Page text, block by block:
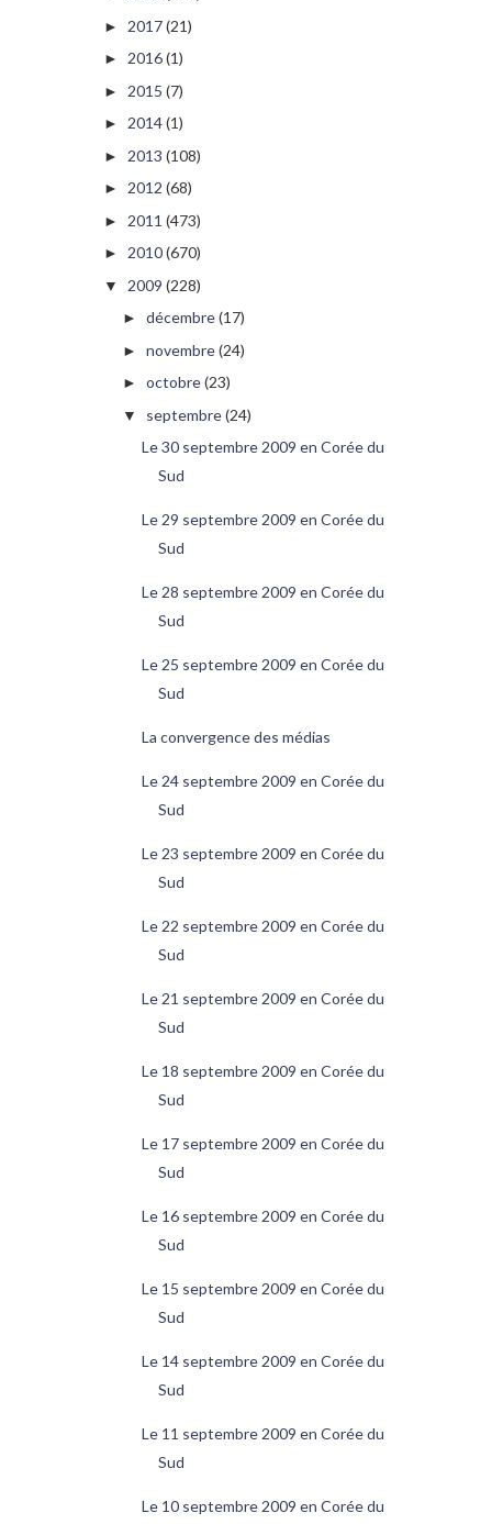
► 2017(21)
► 2016(1)
► 2015 (7)
► 2014(1)
► 2013 (108)
► 2012 (68)
► 2011 (473)
► 2010(670)
▼ 2009 (228)
► décembre(17)
► novembre(24)
► octobre(23)
▼ septembre(24)
Le 30 septembre 2009 en Corée du
Sud
Le 29 septembre 2009 en Corée du
Sud
Le 28 septembre 2009 en Corée du
Sud
Le 25 septembre 2009 en Corée du
Sud
La convergence des médias
Le 24 septembre 2009 en Corée du
Sud
Le 23 septembre 2009 en Corée du
Sud
Le 22 septembre 2009 en Corée du
Sud
Le 21 septembre 2009 en Corée du
Sud
Le 18 septembre 2009 en Corée du
Sud
Le 17 septembre 2009 en Corée du
Sud
Le 16 septembre 2009 en Corée du
Sud
Le 15 septembre 2009 en Corée du
Sud
Le 14 septembre 2009 en Corée du
Sud
Le 11 septembre 2009 en Corée du
Sud
Le 10 septembre 2009 en Corée du